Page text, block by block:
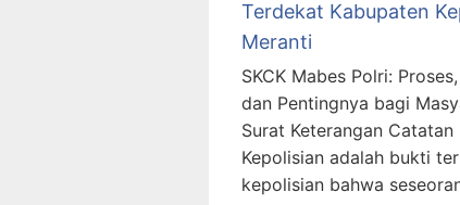
Terdekat Kabupaten
Meranti
SKCK Mabes Polri:
dan Pentingnya bagi
Surat Keterangan Catatan
Kepolisian adalah bukti
kepolisian bahwa